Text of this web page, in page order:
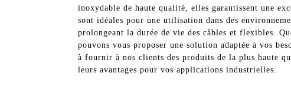
inoxydable de haute qualité, elles garantissent une
sont idéales pour une utilisation dans des
prolongeant la durée de vie des câbles et flexibles.
pouvons vous proposer une solution adaptée à vos
à fournir à nos clients des produits de la plus haute
leurs avantages pour vos applications industrielles.